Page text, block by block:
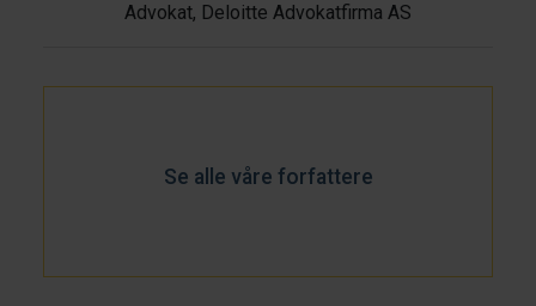
Advokat, Deloitte Advokatfirma AS
Se alle våre forfattere